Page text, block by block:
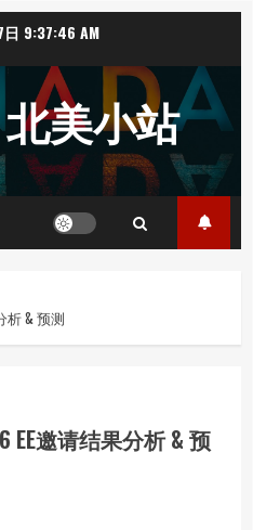
9:37:46 AM
美小站
析 & 预测
EE邀请结果分析 & 预